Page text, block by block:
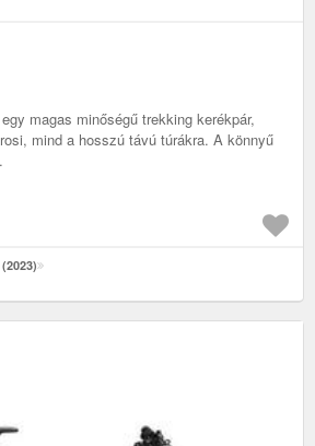
magas minőségű trekking kerékpár,
mind a hosszú távú túrákra. A könnyű